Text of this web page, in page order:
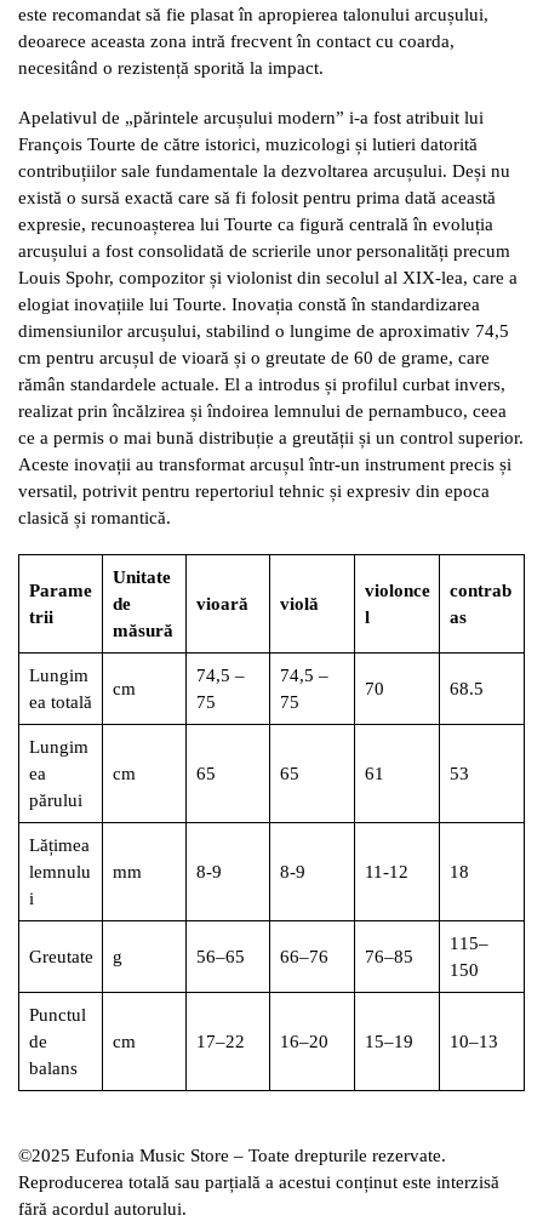
este recomandat să fie plasat în apropierea talonului arcușului,
deoarece aceasta zona intră frecvent în contact cu coarda,
necesitând o rezistență sporită la impact.
Apelativul de „părintele arcușului modern” i-a fost atribuit lui
François Tourte de către istorici, muzicologi și lutieri datorită
contribuțiilor sale fundamentale la dezvoltarea arcușului. Deși nu
există o sursă exactă care să fi folosit pentru prima dată această
expresie, recunoașterea lui Tourte ca figură centrală în evoluția
arcușului a fost consolidată de scrierile unor personalități precum
Louis Spohr, compozitor și violonist din secolul al XIX-lea, care a
elogiat inovațiile lui Tourte. Inovația constă în standardizarea
dimensiunilor arcușului, stabilind o lungime de aproximativ 74,5
cm pentru arcușul de vioară și o greutate de 60 de grame, care
rămân standardele actuale. El a introdus și profilul curbat invers,
realizat prin încălzirea și îndoirea lemnului de pernambuco, ceea
ce a permis o mai bună distribuție a greutății și un control superior.
Aceste inovații au transformat arcușul într-un instrument precis și
versatil, potrivit pentru repertoriul tehnic și expresiv din epoca
clasică și romantică.
Parame
trii
Unitate
de
măsură
vioară violă
violonce
l
contrab
as
Lungim
ea totală
cm
74,5 –
75
74,5 –
75
70 68.5
Lungim
ea
părului
cm 65 65 61 53
Lățimea
lemnulu
i
mm 8-9 8-9 11-12 18
Greutate g 56–65 66–76 76–85
115–
150
Punctul
de
balans
cm 17–22 16–20 15–19 10–13
©2025 Eufonia Music Store – Toate drepturile rezervate.
Reproducerea totală sau parțială a acestui conținut este interzisă
fără acordul autorului.